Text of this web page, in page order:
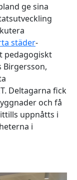
ge sina
städer-
pedagogiskt
Birgersson,
Deltagarna fick
och få
uppnåtts i
i